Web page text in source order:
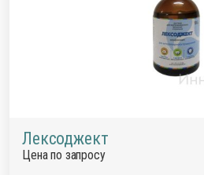
Лексоджект
Цена по запросу